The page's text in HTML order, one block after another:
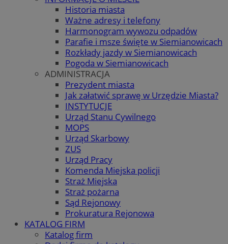
Historia miasta
Ważne adresy i telefony
Harmonogram wywozu odpadów
Parafie i msze święte w Siemianowicach
Rozkłady jazdy w Siemianowicach
Pogoda w Siemianowicach
ADMINISTRACJA
Prezydent miasta
Jak załatwić sprawę w Urzędzie Miasta?
INSTYTUCJE
Urząd Stanu Cywilnego
MOPS
Urząd Skarbowy
ZUS
Urząd Pracy
Komenda Miejska policji
Straż Miejska
Straż pożarna
Sąd Rejonowy
Prokuratura Rejonowa
KATALOG FIRM
Katalog firm